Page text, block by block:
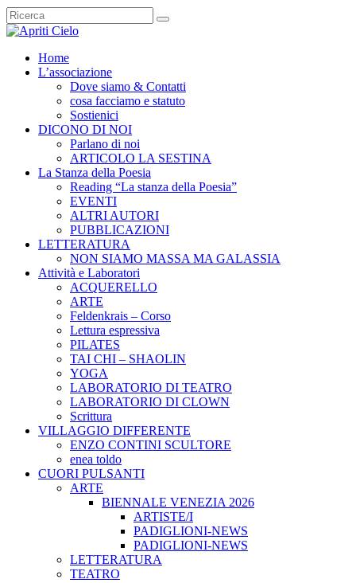
Home
L’associazione
Dove siamo & Contatti
cosa facciamo e statuto
Sostienici
DICONO DI NOI
Parlano di noi
ARTICOLO LA SESTINA
La Stanza della Poesia
Reading “La stanza della Poesia”
EVENTI
ALTRI AUTORI
PUBBLICAZIONI
LETTERATURA
NON SIAMO MASSA MA GALASSIA
Attività e Laboratori
ACQUERELLO
ARTE
Feldenkrais – Corso
Lettura espressiva
PILATES
TAI CHI – SHAOLIN
YOGA
LABORATORIO DI TEATRO
LABORATORIO DI CLOWN
Scrittura
VILLAGGIO DIFFERENTE
ENZO CONTINI SCULTORE
enea toldo
CUORI PULSANTI
ARTE
BIENNALE VENEZIA 2026
ARTISTE/I
PADIGLIONI-NEWS
PADIGLIONI-NEWS
LETTERATURA
TEATRO